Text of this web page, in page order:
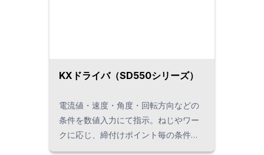
KXドライバ（SD550シリーズ）
電流値・速度・角度・回転方向などの
条件を数値入力にて指示。ねじやワー
クに応じ、締付けポイント毎の条件切
替が可能で、最大16組の個別設定がで